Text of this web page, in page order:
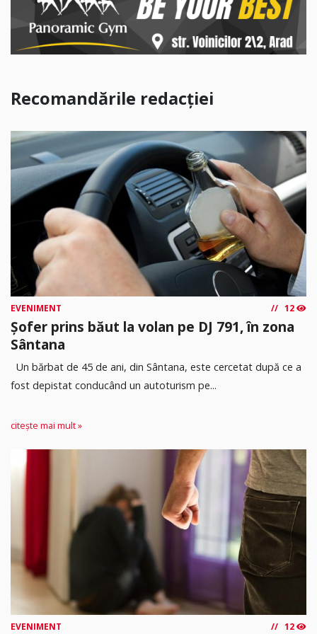
Recomandările redacției
EVENIMENT 12
Șofer prins băut la volan pe DJ 791, în zona
Sântana
Un bărbat de 45 de ani, din Sântana, este cercetat după ce a
fost depistat conducând un autoturism pe...
citește mai mult »
EVENIMENT 12